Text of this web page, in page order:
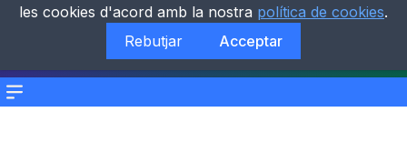
Menu
les cookies d'acord amb la nostra política de cookies.
Rebutjar
Acceptar